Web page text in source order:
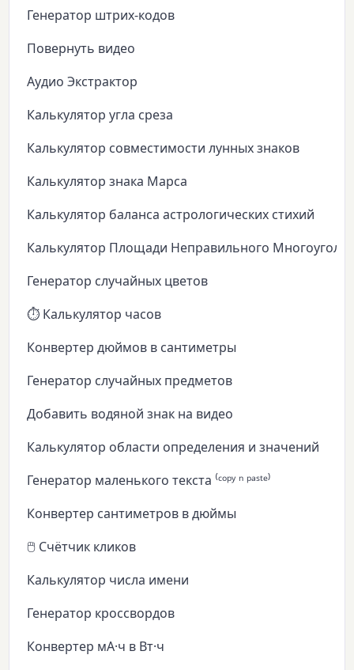
Генератор штрих-кодов
Повернуть видео
Аудио Экстрактор
Калькулятор угла среза
Калькулятор совместимости лунных знаков
Калькулятор знака Марса
Калькулятор баланса астрологических стихий
Калькулятор Площади Неправильного
Генератор случайных цветов
⏱️ Калькулятор часов
Конвертер дюймов в сантиметры
Генератор случайных предметов
Добавить водяной знак на видео
Калькулятор области определения и значений
Генератор маленького текста ⁽ᶜᵒᵖʸ ⁿ ᵖᵃˢᵗᵉ⁾
Конвертер сантиметров в дюймы
🖱️ Счётчик кликов
Калькулятор числа имени
Генератор кроссвордов
Конвертер мА·ч в Вт·ч